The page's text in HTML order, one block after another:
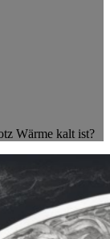
Wärme kalt ist?